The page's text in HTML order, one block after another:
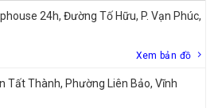
24h, Đường Tố Hữu, P. Vạn Phúc,
Xem bản đồ
Tất Thành, Phường Liên Bảo, Vĩnh